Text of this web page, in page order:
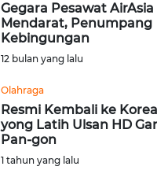
Gegara Pesawat AirAsia
Mendarat, Penumpang
Kebingungan
12 bulan yang lalu
Olahraga
Resmi Kembali ke
yong Latih Ulsan HD
Pan-gon
1 tahun yang lalu